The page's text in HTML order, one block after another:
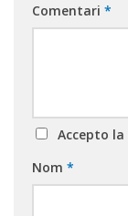
Comentari *
Accepto la
Nom *